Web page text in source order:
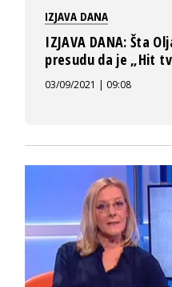
IZJAVA DANA
IZJAVA DANA: Šta
presudu da je „Hit
03/09/2021 | 09:08